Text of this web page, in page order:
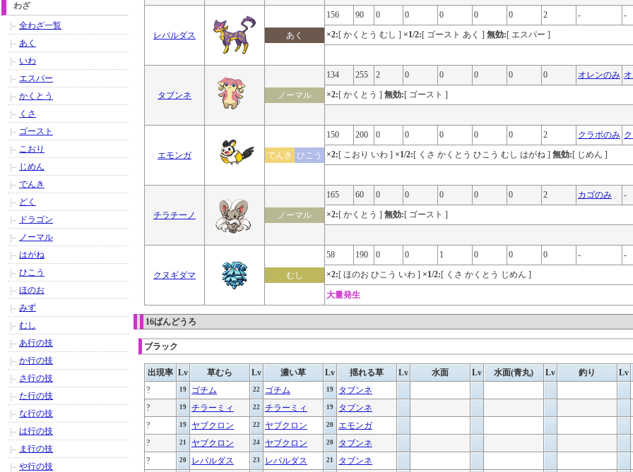
レパルダス あく
156 90 0 0 0 0 0 2 -
-
×2:[ かくとう むし ] ×1/2:[ ゴースト あく ] 無効:[ エスパー ]
タブンネ ノーマル
134 255 2 0 0 0 0 0 オレンのみ
×2:[ かくとう ] 無効:[ ゴースト ]
エモンガ でんき ひこう
150 200 0 0 0 0 0 2 クラボのみ
×2:[ こおり いわ ] ×1/2:[ くさ かくとう ひこう むし はがね ] 無効:[ じめん ]
チラチーノ ノーマル
165 60 0 0 0 0 0 2 カゴのみ
-
×2:[ かくとう ] 無効:[ ゴースト ]
クヌギダマ むし
58 190 0 0 1 0 0 0 -
-
×2:[ ほのお ひこう いわ ] ×1/2:[ くさ かくとう じめん ]
大量発生
16ばんどうろ
ブラック
出現率 Lv 草むら Lv 濃い草 Lv 揺れる草 Lv 水面 Lv 水面(青丸) Lv 釣り Lv
?
19 ゴチム 22 ゴチム 19
タブンネ
?
19 チラーミィ 22 チラーミィ 19
タブンネ
?
19 ヤブクロン 22 ヤブクロン 20
エモンガ
?
21 ヤブクロン 24 ヤブクロン 20
タブンネ
?
20 レパルダス 23 レパルダス 21
タブンネ
わざ
全わざ一覧
あく
いわ
エスパー
かくとう
くさ
ゴースト
こおり
じめん
でんき
どく
ドラゴン
ノーマル
はがね
ひこう
ほのお
みず
むし
あ行の技
か行の技
さ行の技
た行の技
な行の技
は行の技
ま行の技
や行の技